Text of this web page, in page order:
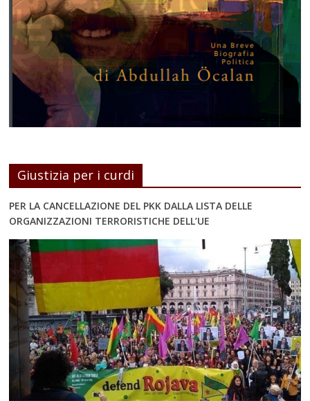
Giustizia per i curdi
PER LA CANCELLAZIONE DEL PKK DALLA LISTA DELLE
ORGANIZZAZIONI TERRORISTICHE DELL’UE